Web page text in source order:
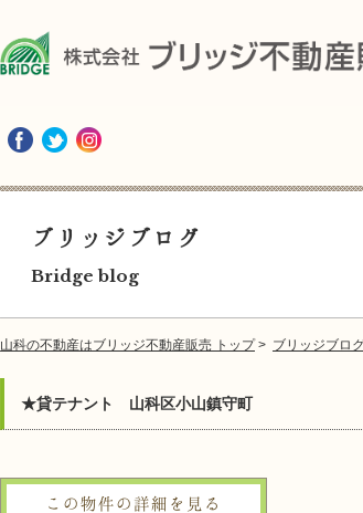
ブリッジブログ
Bridge blog
山科の不動産はブリッジ不動産販売 トップ> ブリッジブロ
★貸テナント 山科区小山鎮守町
この物件の詳細を見る